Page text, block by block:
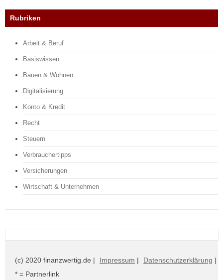
Rubriken
Arbeit & Beruf
Basiswissen
Bauen & Wohnen
Digitalisierung
Konto & Kredit
Recht
Steuern
Verbrauchertipps
Versicherungen
Wirtschaft & Unternehmen
(c) 2020 finanzwertig.de | Impressum | Datenschutzerklärung |
* = Partnerlink